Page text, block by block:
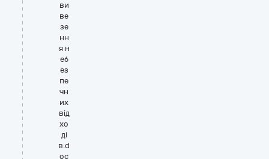
ви
ве
зе
нн
я н
еб
ез
пе
чн
их
від
хо
ді
в.d
oc